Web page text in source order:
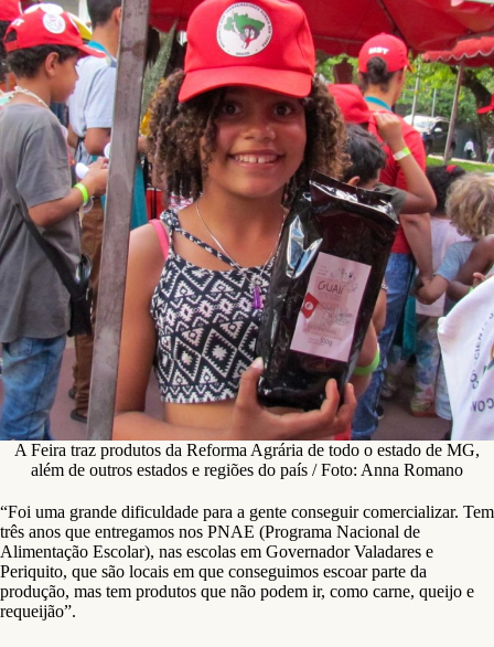
A Feira traz produtos da Reforma Agrária de todo o estado de MG,
além de outros estados e regiões do país / Foto: Anna Romano
“Foi uma grande dificuldade para a gente conseguir comercializar. Tem
três anos que entregamos nos PNAE (Programa Nacional de
Alimentação Escolar), nas escolas em Governador Valadares e
Periquito, que são locais em que conseguimos escoar parte da
produção, mas tem produtos que não podem ir, como carne, queijo e
requeijão”.